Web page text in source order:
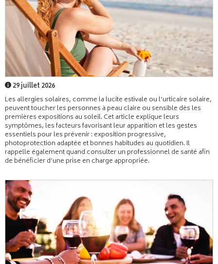
29 juillet 2026
Les allergies solaires, comme la lucite estivale ou l’urticaire solaire,
peuvent toucher les personnes à peau claire ou sensible dès les
premières expositions au soleil. Cet article explique leurs
symptômes, les facteurs favorisant leur apparition et les gestes
essentiels pour les prévenir : exposition progressive,
photoprotection adaptée et bonnes habitudes au quotidien. Il
rappelle également quand consulter un professionnel de santé afin
de bénéficier d’une prise en charge appropriée.